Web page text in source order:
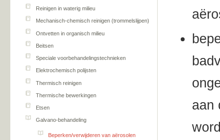
Reinigen in waterig milieu
Mechanisch-chemisch reinigen (trommelslijpen)
Ontvetten in organisch milieu
Beitsen
Speciale voorbehandelingstechnieken
Elektrochemisch polijsten
Thermisch reinigen
Thermische bewerkingen
Etsen
Galvano-behandeling
Beperken/verwijderen van aërosolen
aan